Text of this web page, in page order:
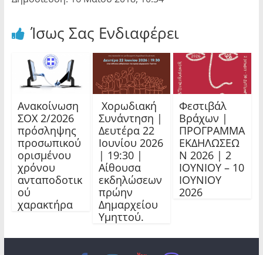
Ίσως Σας Ενδιαφέρει
Ανακοίνωση
ΣΟΧ 2/2026
πρόσληψης
προσωπικού
ορισμένου
χρόνου
ανταποδοτικ
ού
χαρακτήρα
Χορωδιακή
Συνάντηση |
Δευτέρα 22
Ιουνίου 2026
| 19:30 |
Αίθουσα
εκδηλώσεων
πρώην
Δημαρχείου
Υμηττού.
Φεστιβάλ
Βράχων |
ΠΡΟΓΡΑΜΜΑ
ΕΚΔΗΛΩΣΕΩ
Ν 2026 | 2
ΙΟΥΝΙΟΥ – 10
ΙΟΥΝΙΟΥ
2026